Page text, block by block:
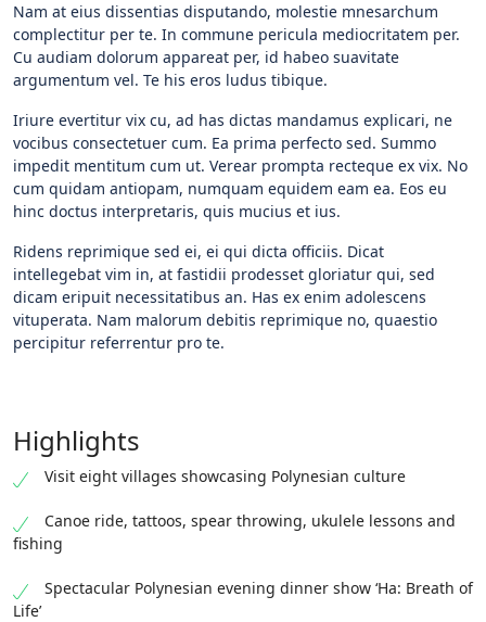
Nam at eius dissentias disputando, molestie mnesarchum
complectitur per te. In commune pericula mediocritatem per.
Cu audiam dolorum appareat per, id habeo suavitate
argumentum vel. Te his eros ludus tibique.
Iriure evertitur vix cu, ad has dictas mandamus explicari, ne
vocibus consectetuer cum. Ea prima perfecto sed. Summo
impedit mentitum cum ut. Verear prompta recteque ex vix. No
cum quidam antiopam, numquam equidem eam ea. Eos eu
hinc doctus interpretaris, quis mucius et ius.
Ridens reprimique sed ei, ei qui dicta officiis. Dicat
intellegebat vim in, at fastidii prodesset gloriatur qui, sed
dicam eripuit necessitatibus an. Has ex enim adolescens
vituperata. Nam malorum debitis reprimique no, quaestio
percipitur referrentur pro te.
Highlights
Visit eight villages showcasing Polynesian culture
Canoe ride, tattoos, spear throwing, ukulele lessons and
fishing
Spectacular Polynesian evening dinner show ‘Ha: Breath of
Life’